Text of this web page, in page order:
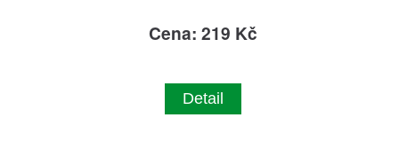
Cena: 219 Kč
Detail